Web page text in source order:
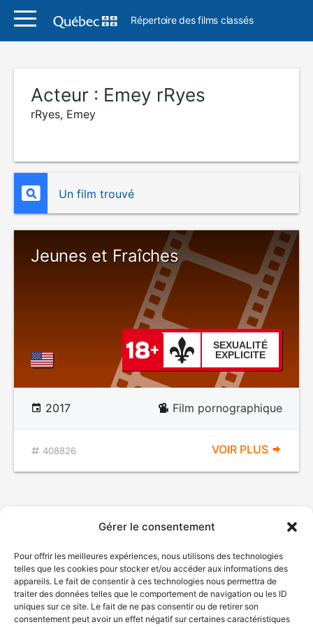
Gérer le consentement
Pour offrir les meilleures expériences, nous utilisons des technologies
telles que les cookies pour stocker et/ou accéder aux informations des
appareils. Le fait de consentir à ces technologies nous permettra de
traiter des données telles que le comportement de navigation ou les ID
uniques sur ce site. Le fait de ne pas consentir ou de retirer son
consentement peut avoir un effet négatif sur certaines caractéristiques
Répertoire des films classés
Acteur : Emey rRyes
rRyes, Emey
Un film trouvé
Jeunes et Fraîches
SEXUALITÉ
EXPLICITE
2017 Film pornographique
408826 VOIR PLUS